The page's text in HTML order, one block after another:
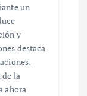
un
y
destaca
la
ahora